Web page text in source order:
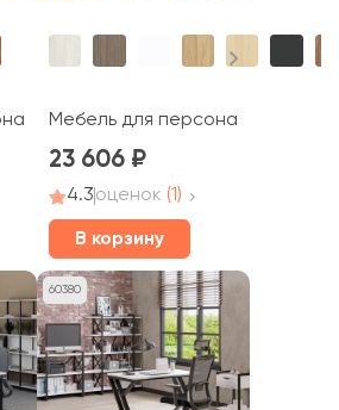
СТИЛЬ
Мебель для персонала Стайл
23 606
4.3оценок (1)
В корзину
60380